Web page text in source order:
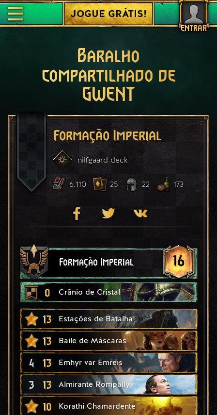
ENTRAR
JOGUE GRÁTIS!
Baralho
compartilhado de
GWENT
Formação Imperial
nilfgaard deck
6.110 25 22 173
Formação Imperial 16
0 Crânio de Cristal
13 Estações de Batalha!
13 Baile de Máscaras
4 13 Emhyr var Emreis
3 13 Almirante Rompally
10 Korathi Chamardente